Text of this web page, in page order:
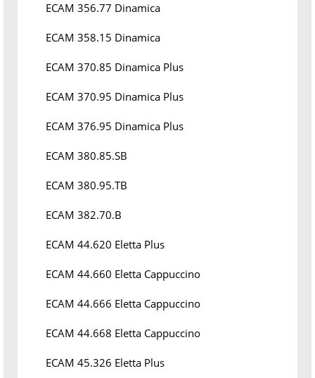
ECAM 356.77 Dinamica
ECAM 358.15 Dinamica
ECAM 370.85 Dinamica Plus
ECAM 370.95 Dinamica Plus
ECAM 376.95 Dinamica Plus
ECAM 380.85.SB
ECAM 380.95.TB
ECAM 382.70.B
ECAM 44.620 Eletta Plus
ECAM 44.660 Eletta Cappuccino
ECAM 44.666 Eletta Cappuccino
ECAM 44.668 Eletta Cappuccino
ECAM 45.326 Eletta Plus